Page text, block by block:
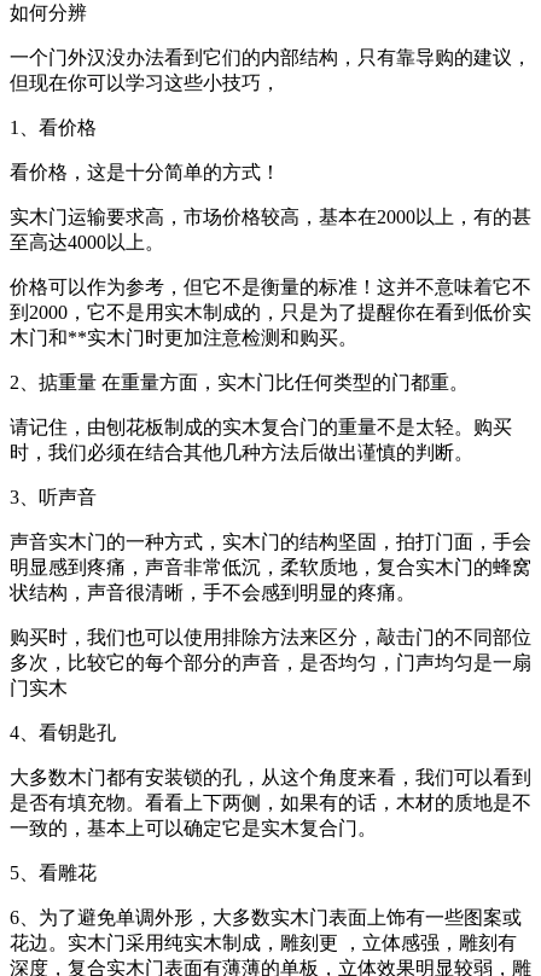
如何分辨
一个门外汉没办法看到它们的内部结构，只有靠导购的建议，
但现在你可以学习这些小技巧，
1、看价格
看价格，这是十分简单的方式！
实木门运输要求高，市场价格较高，基本在2000以上，有的甚
至高达4000以上。
价格可以作为参考，但它不是衡量的标准！这并不意味着它不
到2000，它不是用实木制成的，只是为了提醒你在看到低价实
木门和**实木门时更加注意检测和购买。
2、掂重量 在重量方面，实木门比任何类型的门都重。
请记住，由刨花板制成的实木复合门的重量不是太轻。购买
时，我们必须在结合其他几种方法后做出谨慎的判断。
3、听声音
声音实木门的一种方式，实木门的结构坚固，拍打门面，手会
明显感到疼痛，声音非常低沉，柔软质地，复合实木门的蜂窝
状结构，声音很清晰，手不会感到明显的疼痛。
购买时，我们也可以使用排除方法来区分，敲击门的不同部位
多次，比较它的每个部分的声音，是否均匀，门声均匀是一扇
门实木
4、看钥匙孔
大多数木门都有安装锁的孔，从这个角度来看，我们可以看到
是否有填充物。看看上下两侧，如果有的话，木材的质地是不
一致的，基本上可以确定它是实木复合门。
5、看雕花
6、为了避免单调外形，大多数实木门表面上饰有一些图案或
花边。实木门采用纯实木制成，雕刻更 ，立体感强，雕刻有
深度，复合实木门表面有薄薄的单板，立体效果明显较弱，雕